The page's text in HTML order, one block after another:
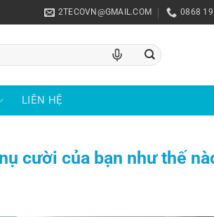
2TECOVN@GMAIL.COM 0868
LIÊN HỆ
cười của bạn như thế